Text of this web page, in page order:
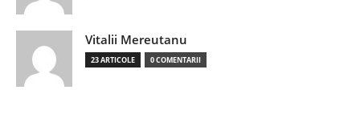
Vitalii Mereutanu
23 ARTICOLE 0 COMENTARII